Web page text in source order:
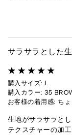
サラサラとした
購入サイズ: L
購入カラー: 35
お客様の着用感: ち
生地がサラサラと
テクスチャーの加